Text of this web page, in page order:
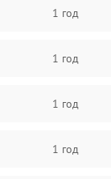
1 год
1 год
1 год
1 год